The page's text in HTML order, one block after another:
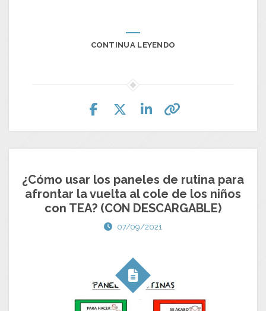
CONTINUA LEYENDO
¿Cómo usar los paneles de rutina para
afrontar la vuelta al cole de los niños
con TEA? (CON DESCARGABLE)
07/09/2021